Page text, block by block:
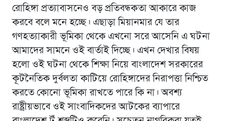
রোহিঙ্গা প্রত্যাবাসনেও বড় প্রতিবন্ধকতা আকারে কাজ
করবে বলে মনে হচ্ছে। এছাড়া মিয়ানমার যে তার
গণহত্যাকারী ভূমিকা থেকে এখনো সরে আসেনি এ ঘটনা
আমাদের সামনে ওই বার্তাই দিচ্ছে। এখন দেখার বিষয়
হলো ওই ঘটনা থেকে শিক্ষা নিয়ে বাংলাদেশ সরকারের
কূটনৈতিক দুর্বলতা কাটিয়ে রোহিঙ্গাদের নিরাপত্তা নিশ্চিত
করতে কোনাে ভূমিকা রাখতে পারে কি না। অবশ্য
রাষ্ট্রীয়ভাবে ওই সাংবাদিকদের আটকের ব্যাপারে